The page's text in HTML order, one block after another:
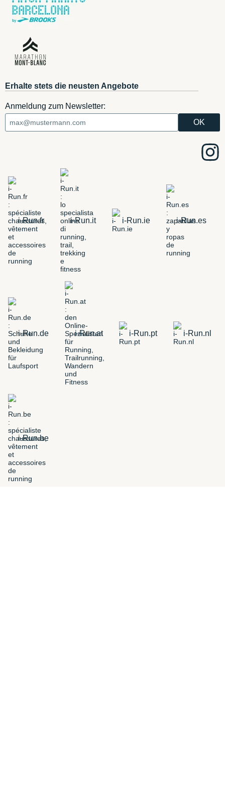
Erhalte stets die neusten Angebote
Anmeldung zum Newsletter:
i-Run.fr i-Run.it i-Run.ie i-Run.es
i-Run.de i-Run.at i-Run.pt i-Run.nl
i-Run.be